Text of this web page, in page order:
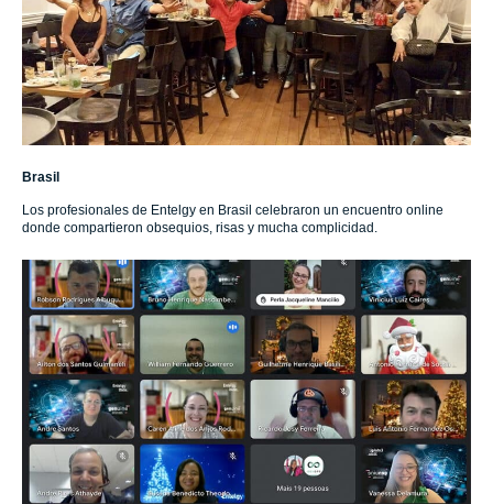
Brasil
Los profesionales de Entelgy en Brasil celebraron un encuentro online
donde compartieron obsequios, risas y mucha complicidad.